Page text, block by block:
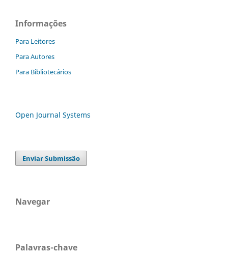
Informações
Para Leitores
Para Autores
Para Bibliotecários
Open Journal Systems
Enviar Submissão
Navegar
Palavras-chave